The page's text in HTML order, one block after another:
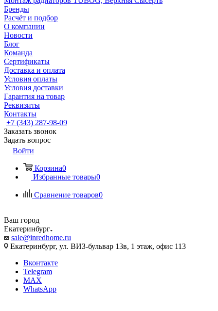
Бренды
Расчёт и подбор
О компании
Новости
Блог
Команда
Сертификаты
Доставка и оплата
Условия оплаты
Условия доставки
Гарантия на товар
Реквизиты
Контакты
+7 (343) 287-98-09
Заказать звонок
Задать вопрос
Войти
Корзина0
Избранные товары0
Сравнение товаров0
Ваш город
Екатеринбург
sale@inredhome.ru
Екатеринбург, ул. ВИЗ-бульвар 13в, 1 этаж, офис 113
Вконтакте
Telegram
MAX
WhatsApp